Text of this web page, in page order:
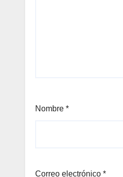
Nombre *
Correo electrónico *